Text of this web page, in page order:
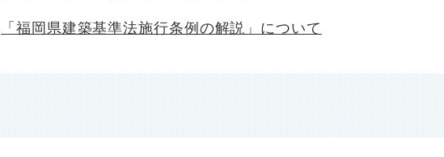
「福岡県建築基準法施行条例の解説」について